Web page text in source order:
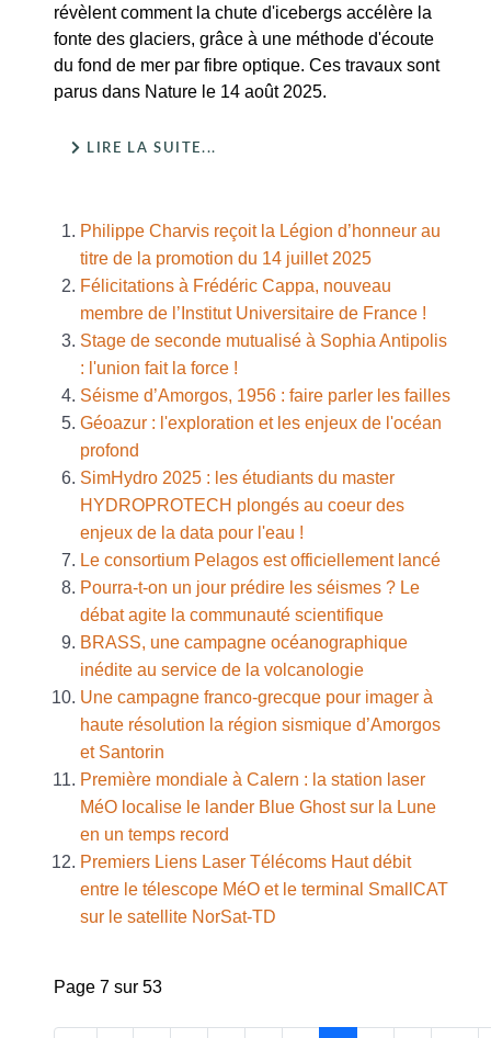
révèlent comment la chute d'icebergs accélère la
fonte des glaciers, grâce à une méthode d'écoute
du fond de mer par fibre optique. Ces travaux sont
parus dans Nature le 14 août 2025.
LIRE LA SUITE...
Philippe Charvis reçoit la Légion d’honneur au
titre de la promotion du 14 juillet 2025
Félicitations à Frédéric Cappa, nouveau
membre de l’Institut Universitaire de France !
Stage de seconde mutualisé à Sophia Antipolis
: l'union fait la force !
Séisme d’Amorgos, 1956 : faire parler les failles
Géoazur : l'exploration et les enjeux de l'océan
profond
SimHydro 2025 : les étudiants du master
HYDROPROTECH plongés au coeur des
enjeux de la data pour l'eau !
Le consortium Pelagos est officiellement lancé
Pourra-t-on un jour prédire les séismes ? Le
débat agite la communauté scientifique
BRASS, une campagne océanographique
inédite au service de la volcanologie
Une campagne franco-grecque pour imager à
haute résolution la région sismique d’Amorgos
et Santorin
Première mondiale à Calern : la station laser
MéO localise le lander Blue Ghost sur la Lune
en un temps record
Premiers Liens Laser Télécoms Haut débit
entre le télescope MéO et le terminal SmallCAT
sur le satellite NorSat-TD
Page 7 sur 53